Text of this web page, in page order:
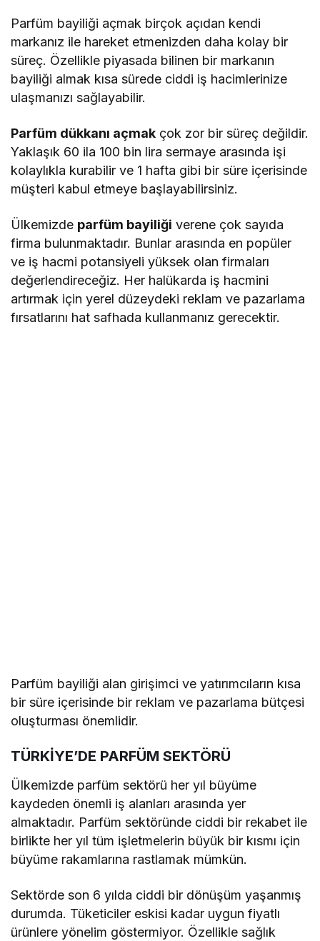
Parfüm bayiliği açmak birçok açıdan kendi
markanız ile hareket etmenizden daha kolay bir
süreç. Özellikle piyasada bilinen bir markanın
bayiliği almak kısa sürede ciddi iş hacimlerinize
ulaşmanızı sağlayabilir.
Parfüm dükkanı açmak çok zor bir süreç değildir.
Yaklaşık 60 ila 100 bin lira sermaye arasında işi
kolaylıkla kurabilir ve 1 hafta gibi bir süre içerisinde
müşteri kabul etmeye başlayabilirsiniz.
Ülkemizde parfüm bayiliği verene çok sayıda
firma bulunmaktadır. Bunlar arasında en popüler
ve iş hacmi potansiyeli yüksek olan firmaları
değerlendireceğiz. Her halükarda iş hacmini
artırmak için yerel düzeydeki reklam ve pazarlama
fırsatlarını hat safhada kullanmanız gerecektir.
Parfüm bayiliği alan girişimci ve yatırımcıların kısa
bir süre içerisinde bir reklam ve pazarlama bütçesi
oluşturması önemlidir.
TÜRKİYE’DE PARFÜM SEKTÖRÜ
Ülkemizde parfüm sektörü her yıl büyüme
kaydeden önemli iş alanları arasında yer
almaktadır. Parfüm sektöründe ciddi bir rekabet ile
birlikte her yıl tüm işletmelerin büyük bir kısmı için
büyüme rakamlarına rastlamak mümkün.
Sektörde son 6 yılda ciddi bir dönüşüm yaşanmış
durumda. Tüketiciler eskisi kadar uygun fiyatlı
ürünlere yönelim göstermiyor. Özellikle sağlık